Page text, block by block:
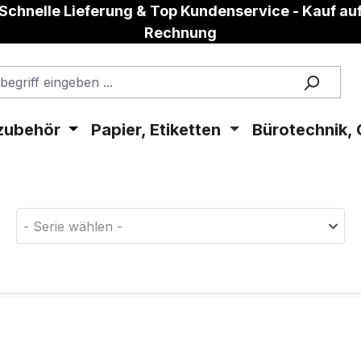
Lieferung & Top Kundenservice - Kauf
Rechnung
Papier, Etiketten Bürotechnik,
- Serie wählen -